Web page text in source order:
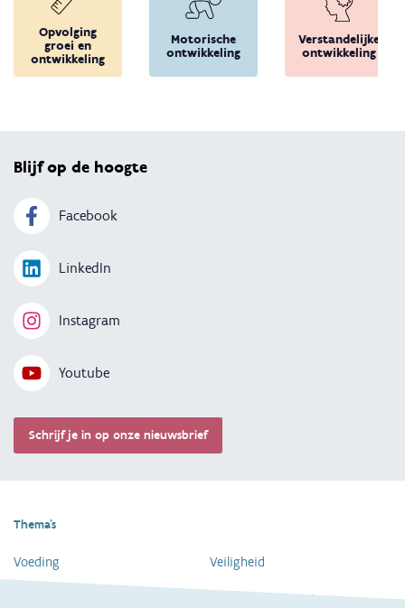
Opvolging
groei en
ontwikkeling
Motorische
ontwikkeling
Verstandelijke
ontwikkeling
Blijf op de hoogte
Facebook
LinkedIn
Instagram
Youtube
Schrijf je in op onze nieuwsbrief
Thema's
Voeding Veiligheid
Dagelijkse verzorging